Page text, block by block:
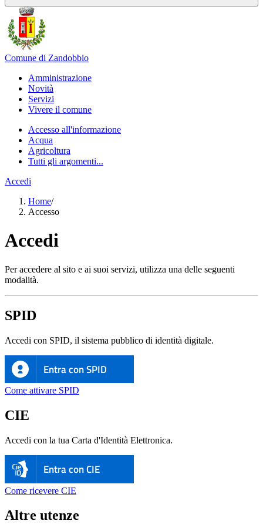
Comune di Zandobbio
Amministrazione
Novità
Servizi
Vivere il comune
Accesso all'informazione
Acqua
Agricoltura
Tutti gli argomenti...
Accedi
Home/
Accesso
Accedi
Per accedere al sito e ai suoi servizi, utilizza una delle seguenti
modalità.
SPID
Accedi con SPID, il sistema pubblico di identità digitale.
Entra con SPID
Come attivare SPID
CIE
Accedi con la tua Carta d'Identità Elettronica.
Entra con CIE
Come ricevere CIE
Altre utenze